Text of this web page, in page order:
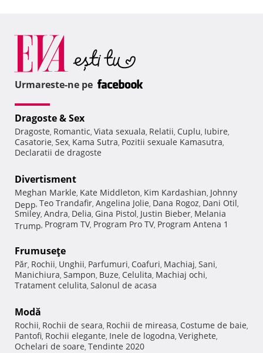
Urmareste-ne pe
Dragoste & Sex
Dragoste, Romantic, Viata sexuala, Relatii, Cuplu, Iubire,
Casatorie, Sex, Kama Sutra, Pozitii sexuale Kamasutra,
Declaratii de dragoste
Divertisment
Meghan Markle, Kate Middleton, Kim Kardashian, Johnny
Depp, Teo Trandafir, Angelina Jolie, Dana Rogoz, Dani Otil,
Smiley, Andra, Delia, Gina Pistol, Justin Bieber, Melania
Trump, Program TV, Program Pro TV, Program Antena 1
Frumuseţe
Păr, Rochii, Unghii, Parfumuri, Coafuri, Machiaj, Sani,
Manichiura, Sampon, Buze, Celulita, Machiaj ochi,
Tratament celulita, Salonul de acasa
Modă
Rochii, Rochii de seara, Rochii de mireasa, Costume de baie,
Pantofi, Rochii elegante, Inele de logodna, Verighete,
Ochelari de soare, Tendinte 2020